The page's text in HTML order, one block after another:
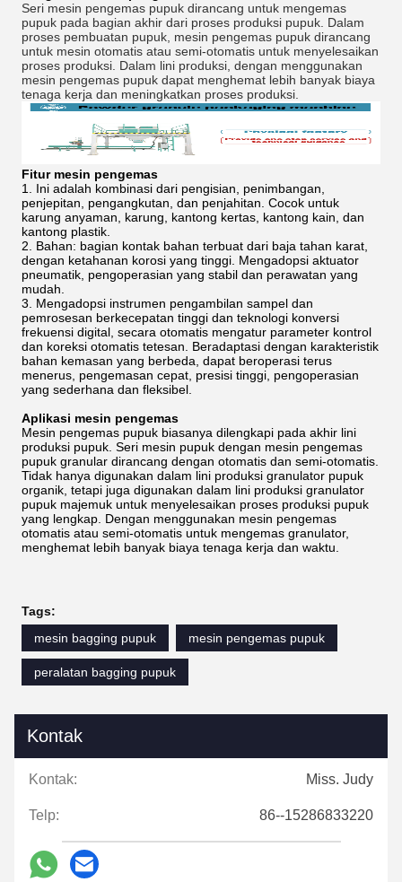
Seri mesin pengemas pupuk dirancang untuk mengemas
pupuk pada bagian akhir dari proses produksi pupuk. Dalam
proses pembuatan pupuk, mesin pengemas pupuk dirancang
untuk mesin otomatis atau semi-otomatis untuk menyelesaikan
proses produksi. Dalam lini produksi, dengan menggunakan
mesin pengemas pupuk dapat menghemat lebih banyak biaya
tenaga kerja dan meningkatkan proses produksi.
Fitur mesin pengemas
1. Ini adalah kombinasi dari pengisian, penimbangan,
penjepitan, pengangkutan, dan penjahitan. Cocok untuk
karung anyaman, karung, kantong kertas, kantong kain, dan
kantong plastik.
2. Bahan: bagian kontak bahan terbuat dari baja tahan karat,
dengan ketahanan korosi yang tinggi. Mengadopsi aktuator
pneumatik, pengoperasian yang stabil dan perawatan yang
mudah.
3. Mengadopsi instrumen pengambilan sampel dan
pemrosesan berkecepatan tinggi dan teknologi konversi
frekuensi digital, secara otomatis mengatur parameter kontrol
dan koreksi otomatis tetesan. Beradaptasi dengan karakteristik
bahan kemasan yang berbeda, dapat beroperasi terus
menerus, pengemasan cepat, presisi tinggi, pengoperasian
yang sederhana dan fleksibel.
Aplikasi mesin pengemas
Mesin pengemas pupuk biasanya dilengkapi pada akhir lini
produksi pupuk. Seri mesin pupuk dengan mesin pengemas
pupuk granular dirancang dengan otomatis dan semi-otomatis.
Tidak hanya digunakan dalam lini produksi granulator pupuk
organik, tetapi juga digunakan dalam lini produksi granulator
pupuk majemuk untuk menyelesaikan proses produksi pupuk
yang lengkap. Dengan menggunakan mesin pengemas
otomatis atau semi-otomatis untuk mengemas granulator,
menghemat lebih banyak biaya tenaga kerja dan waktu.
Tags:
mesin bagging pupuk
mesin pengemas pupuk
peralatan bagging pupuk
Kontak
Kontak: Miss. Judy
Telp: 86--15286833220